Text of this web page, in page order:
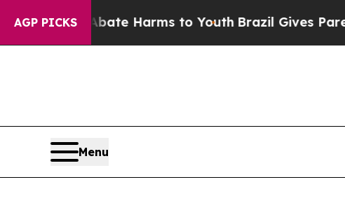
AGP PICKS
to Abate Harms to Youth Brazil Gives Parents
Menu